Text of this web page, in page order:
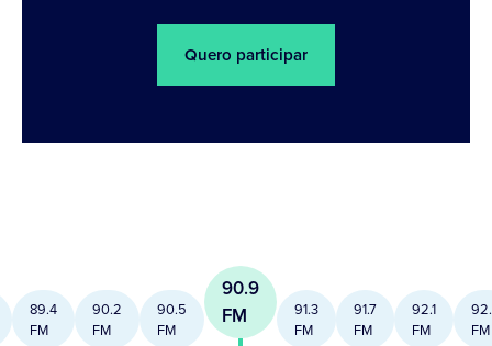
Quero participar
89.4
FM
90.2
FM
90.5
FM
90.9
FM
91.3
FM
91.7
FM
92.1
FM
FM